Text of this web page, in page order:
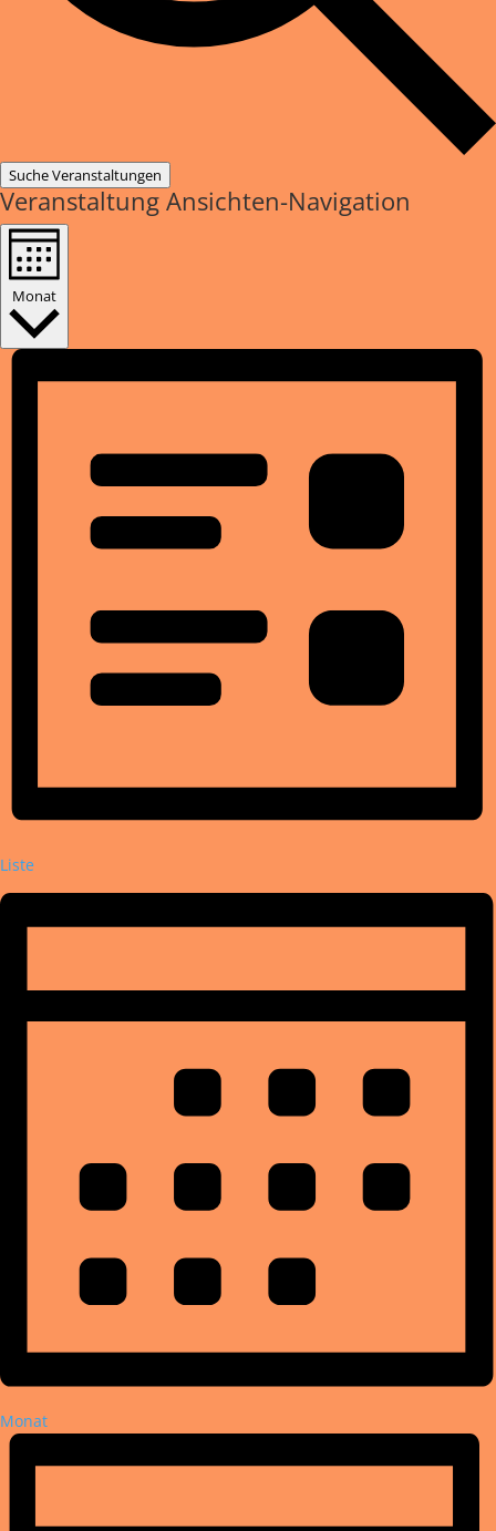
Suche Veranstaltungen
Veranstaltung Ansichten-Navigation
Monat
Liste
Monat